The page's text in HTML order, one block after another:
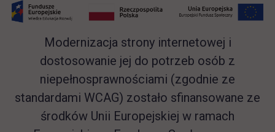
Modernizacja strony internetowej i
dostosowanie jej do potrzeb osób z
niepełnosprawnościami (zgodnie ze
standardami WCAG) zostało sfinansowane ze
środków Unii Europejskiej w ramach